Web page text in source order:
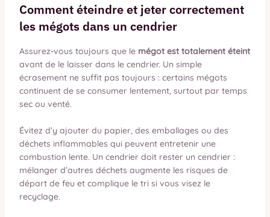
Comment éteindre et jeter correctement
les mégots dans un cendrier
Assurez-vous toujours que le mégot est totalement éteint
avant de le laisser dans le cendrier. Un simple
écrasement ne suffit pas toujours : certains mégots
continuent de se consumer lentement, surtout par temps
sec ou venté.
Évitez d’y ajouter du papier, des emballages ou des
déchets inflammables qui peuvent entretenir une
combustion lente. Un cendrier doit rester un cendrier :
mélanger d’autres déchets augmente les risques de
départ de feu et complique le tri si vous visez le
recyclage.